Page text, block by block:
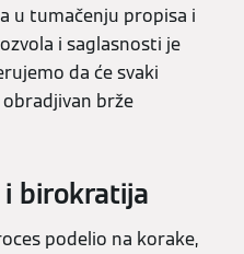
u tumačenju propisa i
i saglasnosti je
da će svaki
brže
birokratija
podelio na korake,